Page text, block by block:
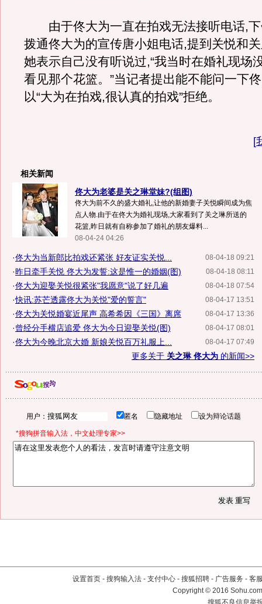
由于佟大为一直在拍戏无法接听电话,下
拨通佟大为的宣传唐小姐电话,提到关悦和
她表示自己没有听说过,“我当时在婚礼现场
看见那个花篮。”当记者提出能不能问一下
以“大为在拍戏,很认真的拍戏”拒绝。
[
相关新闻
佟大为老婆是关之琳堂妹?(组图)
佟大为前不久的盛大婚礼,让他的新婚妻子关悦瞬间成为焦
点人物.由于在佟大为婚礼现场,大家看到了关之琳所送的
花篮,昨日就有自称参加了婚礼的朋友爆料...
08-04-24 04:26
08-04-18 09:21
·佟大为当新郎比拍戏还紧张 好友证实关悦...
08-04-18 08:11
·昨日牵手关悦 佟大为发誓:这是惟一的婚姻(图)
08-04-18 07:54
·佟大为迎娶关悦很紧张"我愿意"说了好几遍
08-04-17 13:51
·快讯:苏芒透露佟大为关悦"爱的誓言"
08-04-17 13:36
·佟大为关悦婚宴近尾声 高希希因《三国》离席
08-04-17 08:01
·曾经分手横店追爱 佟大为今日迎娶关悦(图)
08-04-17 07:49
·佟大为今晚北京大婚 新娘关悦百万礼服上...
更多关于 关之琳 佟大为 的新闻>>
用户： 匿名 隐藏地址 设为辩论话题
*搜狗拼音输入法，中文处理专家>>
设置首页 - 搜狗输入法 - 支付中心 - 搜狐招聘 - 广告服务 - 客
Copyright©2016
搜狐不良信息举